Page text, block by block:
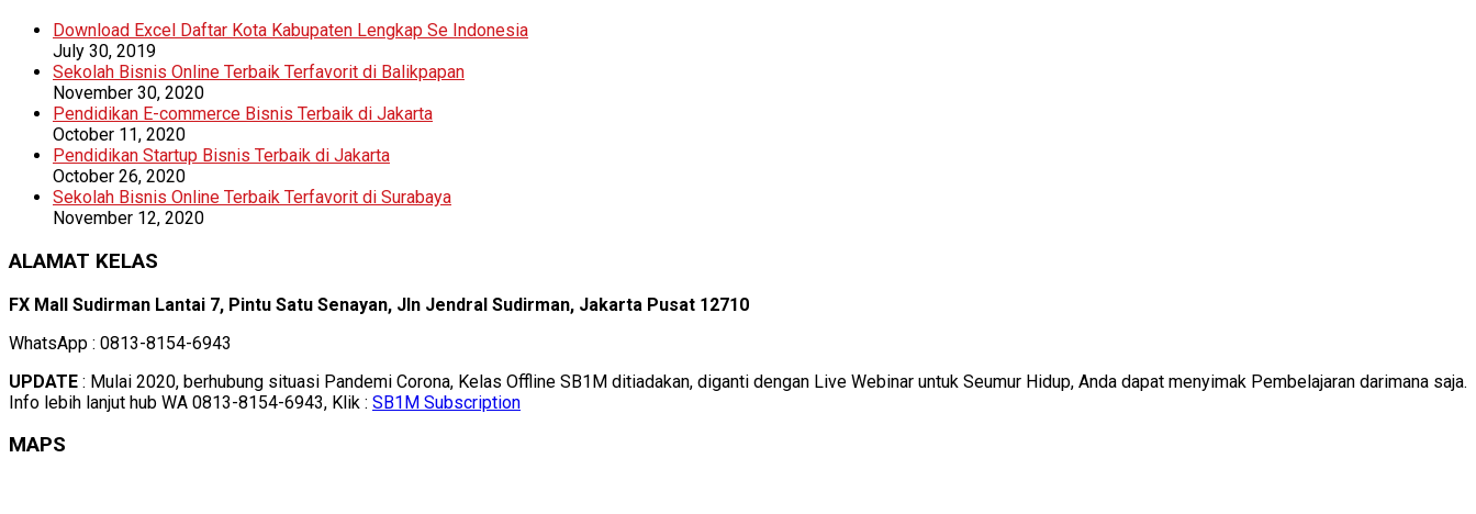
Download Excel Daftar Kota Kabupaten Lengkap Se Indonesia
July 30, 2019
Sekolah Bisnis Online Terbaik Terfavorit di Balikpapan
November 30, 2020
Pendidikan E-commerce Bisnis Terbaik di Jakarta
October 11, 2020
Pendidikan Startup Bisnis Terbaik di Jakarta
October 26, 2020
Sekolah Bisnis Online Terbaik Terfavorit di Surabaya
November 12, 2020
ALAMAT KELAS
FX Mall Sudirman Lantai 7, Pintu Satu Senayan, Jln Jendral Sudirman, Jakarta Pusat 12710
WhatsApp : 0813-8154-6943
UPDATE : Mulai 2020, berhubung situasi Pandemi Corona, Kelas Offline SB1M ditiadakan, diganti dengan Live Webinar untuk Seumur Hidup, Anda dapat menyimak Pembelajaran darimana saja.
Info lebih lanjut hub WA 0813-8154-6943, Klik : SB1M Subscription
MAPS